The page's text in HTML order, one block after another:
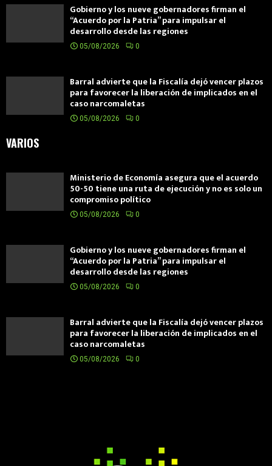
Gobierno y los nueve gobernadores firman el
“Acuerdo por la Patria” para impulsar el
desarrollo desde las regiones
05/08/2026 0
Barral advierte que la Fiscalía dejó vencer plazos
para favorecer la liberación de implicados en el
caso narcomaletas
05/08/2026 0
VARIOS
Ministerio de Economía asegura que el acuerdo
50-50 tiene una ruta de ejecución y no es solo un
compromiso político
05/08/2026 0
Gobierno y los nueve gobernadores firman el
“Acuerdo por la Patria” para impulsar el
desarrollo desde las regiones
05/08/2026 0
Barral advierte que la Fiscalía dejó vencer plazos
para favorecer la liberación de implicados en el
caso narcomaletas
05/08/2026 0